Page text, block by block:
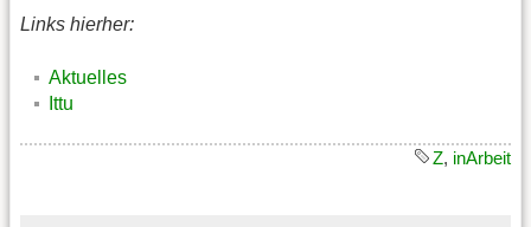
Links hierher:
Aktuelles
Ittu
Z, inArbeit